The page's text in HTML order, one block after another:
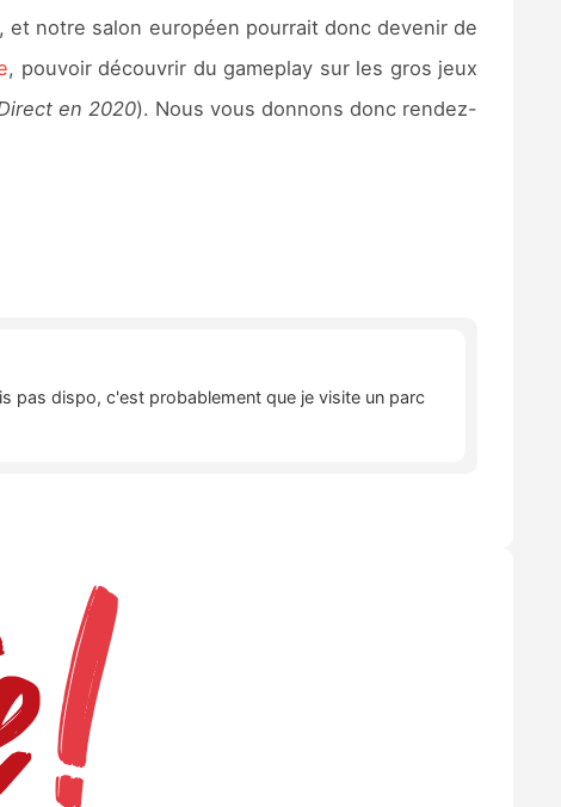
, et notre salon européen pourrait donc devenir de
, pouvoir découvrir du gameplay sur les gros jeux
en 2020). Nous vous donnons donc rendez-
pas dispo, c'est probablement que je visite un parc